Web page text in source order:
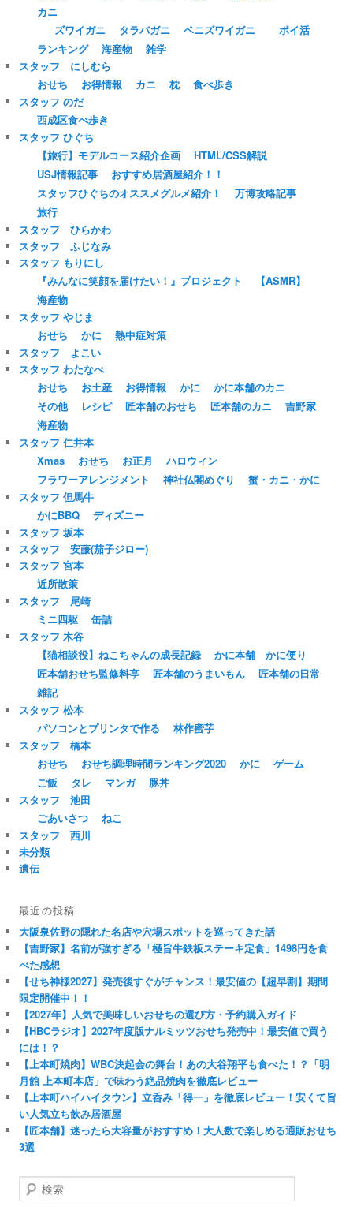
カニ
ズワイガニ
タラバガニ ベニズワイガニ
ポイ活
ランキング
海産物
雑学
スタッフ にしむら
おせち
お得情報 カニ 枕
食べ歩き
スタッフ のだ
西成区食べ歩き
スタッフ ひぐち
【旅行】モデルコース紹介企画
HTML/CSS解説
USJ情報記事
おすすめ居酒屋紹介！！
スタッフひぐちのオススメグルメ紹介！
万博攻略記事
旅行
スタッフ ひらかわ
スタッフ ふじなみ
スタッフ もりにし
『みんなに笑顔を届けたい！』プロジェクト
【ASMR】
海産物
スタッフ やじま
おせち
かに
熱中症対策
スタッフ よこい
スタッフ わたなべ
おせち
お土産 お得情報 かに
かに本舗のカニ
その他
レシピ 匠本舗のおせち 匠本舗のカニ
吉野家
海産物
スタッフ 仁井本
Xmas
おせち お正月
ハロウィン
フラワーアレンジメント
神社仏閣めぐり
蟹・カニ・かに
スタッフ 但馬牛
かにBBQ
ディズニー
スタッフ 坂本
スタッフ 安藤(茄子ジロー)
スタッフ 宮本
近所散策
スタッフ 尾崎
ミニ四駆
缶詰
スタッフ 木谷
【猫相談役】ねこちゃんの成長記録
かに本舗 かに便り
匠本舗おせち監修料亭
匠本舗のうまいもん
匠本舗の日常
雑記
スタッフ 松本
パソコンとプリンタで作る
林作蜜芋
スタッフ 橋本
おせち
おせち調理時間ランキング2020 かに
ゲーム
ご飯
タレ マンガ
豚丼
スタッフ 池田
ごあいさつ
ねこ
スタッフ 西川
未分類
遺伝
最近の投稿
大阪泉佐野の隠れた名店や穴場スポットを巡ってきた話
【吉野家】名前が強すぎる「極旨牛鉄板ステーキ定食」1498円を食
べた感想
【せち神様2027】発売後すぐがチャンス！最安値の【超早割】期間
限定開催中！！
【2027年】人気で美味しいおせちの選び方・予約購入ガイド
【HBCラジオ】2027年度版ナルミッツおせち発売中！最安値で買う
には！？
【上本町焼肉】WBC決起会の舞台！あの大谷翔平も食べた！？「明
月館 上本町本店」で味わう絶品焼肉を徹底レビュー
【上本町ハイハイタウン】立呑み「得一」を徹底レビュー！安くて旨
い人気立ち飲み居酒屋
【匠本舗】迷ったら大容量がおすすめ！大人数で楽しめる通販おせち
3選
検
索